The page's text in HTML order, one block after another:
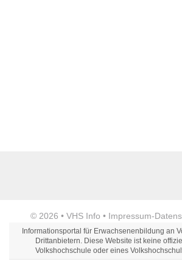
Webseite
© 2026 • VHS Info • Impressum-
Informationsportal für Erwachsenenbildung an
Drittanbietern. Diese Website ist keine
Volkshochschule oder eines